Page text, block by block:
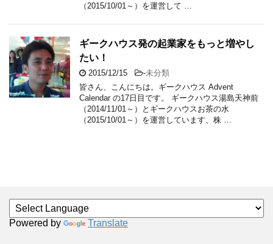
（2015/10/01～）を運営して …
ギークハウス発の起業家をもっと増やし
たい！
2015/12/15 -未分類
皆さん、こんにちは。ギークハウス Advent
Calendar の17日目です。 ギークハウス湯島天神前
（2014/11/01～）とギークハウスお茶の水
（2015/10/01～）を運営しています、株 …
Powered by Translate